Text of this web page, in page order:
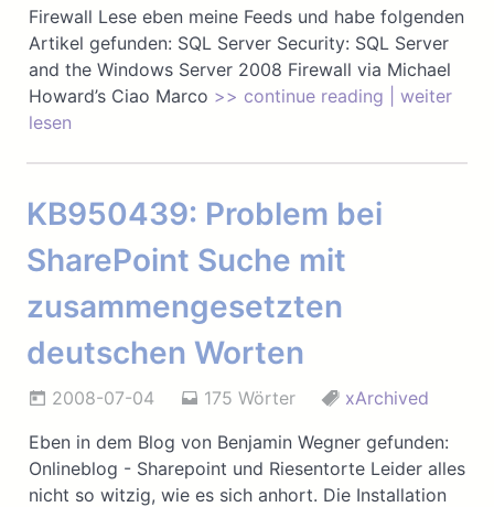
Firewall Lese eben meine Feeds und habe folgenden
Artikel gefunden: SQL Server Security: SQL Server
and the Windows Server 2008 Firewall via Michael
Howard’s Ciao Marco >> continue reading | weiter
lesen
KB950439: Problem bei
SharePoint Suche mit
zusammengesetzten
deutschen Worten
2008-07-04 175 Wörter
xArchived
Eben in dem Blog von Benjamin Wegner gefunden:
Onlineblog - Sharepoint und Riesentorte Leider alles
nicht so witzig, wie es sich anhort. Die Installation